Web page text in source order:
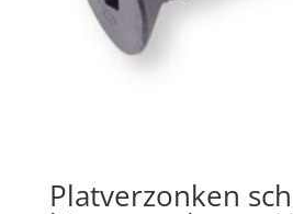
Platverzonken